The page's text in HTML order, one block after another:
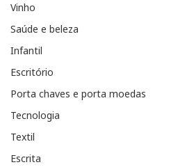
Vinho
Saúde e beleza
Infantil
Escritório
Porta chaves e porta moedas
Tecnologia
Textil
Escrita